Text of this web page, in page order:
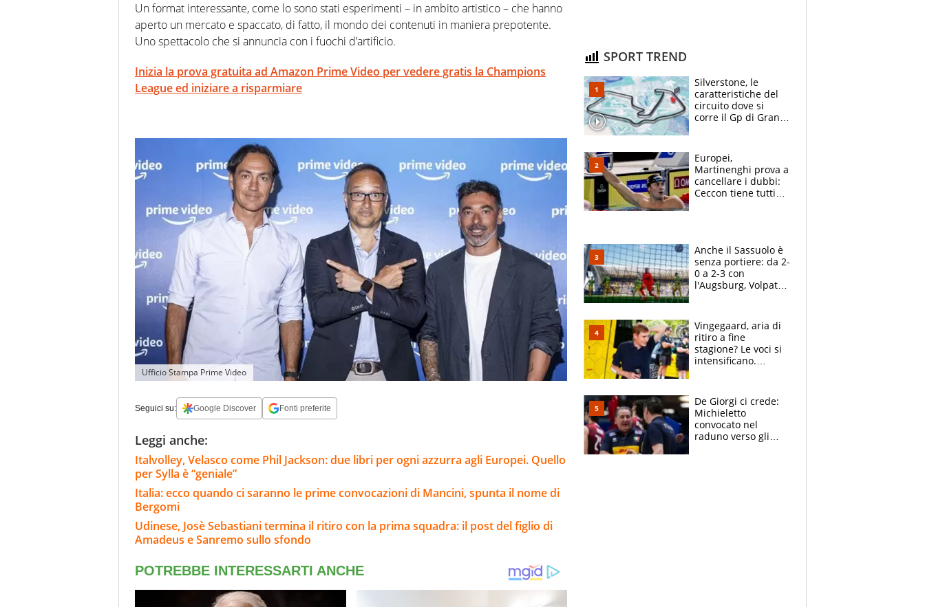
Un format interessante, come lo sono stati esperimenti – in ambito artistico – che hanno
aperto un mercato e spaccato, di fatto, il mondo dei contenuti in maniera prepotente.
Uno spettacolo che si annuncia con i fuochi d’artificio.
Inizia la prova gratuita ad Amazon Prime Video per vedere gratis la Champions
League ed iniziare a risparmiare
Ufficio Stampa Prime Video
Seguici su: Google Discover Fonti preferite
Leggi anche:
Italvolley, Velasco come Phil Jackson: due libri per ogni azzurra agli Europei. Quello
per Sylla è “geniale”
Italia: ecco quando ci saranno le prime convocazioni di Mancini, spunta il nome di
Bergomi
Udinese, Josè Sebastiani termina il ritiro con la prima squadra: il post del figlio di
Amadeus e Sanremo sullo sfondo
SPORT TREND
Silverstone, le
caratteristiche del
circuito dove si
corre il Gp di Gran
Europei,
Martinenghi prova a
cancellare i dubbi:
Ceccon tiene tutti
Anche il Sassuolo è
senza portiere: da 2-
0 a 2-3 con
l'Augsburg, Volpato
Vingegaard, aria di
ritiro a fine
stagione? Le voci si
intensificano.
vuole la Roubaix
De Giorgi ci crede:
Michieletto
convocato nel
raduno verso gli